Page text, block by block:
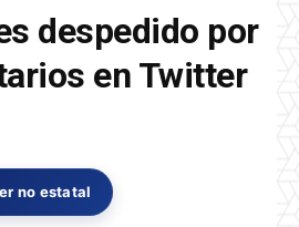
despedido por
en Twitter
no estatal